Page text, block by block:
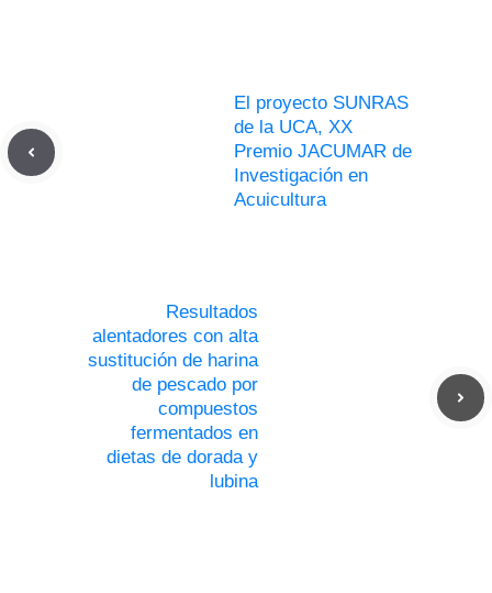
El proyecto SUNRAS
de la UCA, XX
Premio JACUMAR de
Investigación en
Acuicultura
Resultados
alentadores con alta
sustitución de harina
de pescado por
compuestos
fermentados en
dietas de dorada y
lubina